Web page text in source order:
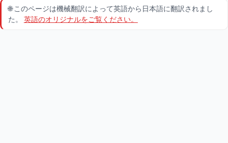
🌐このページは機械翻訳によって英語から日本語に翻訳されまし
た。 英語のオリジナルをご覧ください。